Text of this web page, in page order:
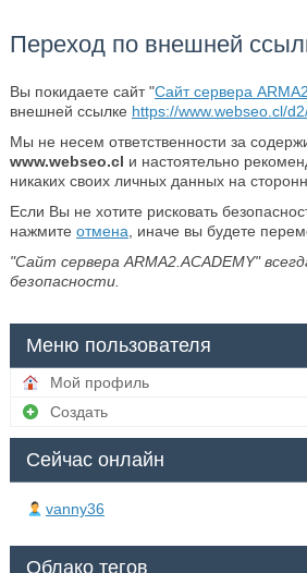
Переход по внешней
Вы покидаете сайт "Сайт сервера
внешней ссылке https://www.webseo.cl/
Мы не несем ответственности за
www.webseo.cl и настоятельно
никаких своих личных данных на
Если Вы не хотите рисковать
нажмите отмена , иначе вы будете
"Сайт сервера ARMA2.ACADEMY"
безопасности.
Меню пользователя
Мой профиль
Создать
Сейчас онлайн
vanny36
Облако тегов